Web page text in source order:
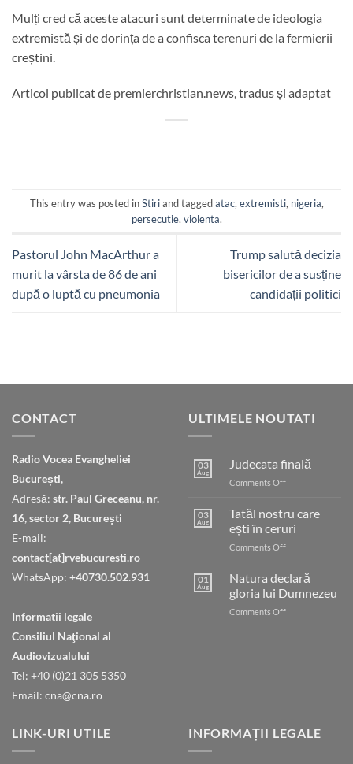
Mulți cred că aceste atacuri sunt determinate de ideologia
extremistă și de dorința de a confisca terenuri de la fermierii
creștini.
Articol publicat de premierchristian.news, tradus și adaptat
This entry was posted inStiriand taggedatac, extremisti, nigeria,
persecutie, violenta.
Pastorul John MacArthur a
murit la vârsta de 86 de ani
după o luptă cu pneumonia
Trump salută decizia
bisericilor de a susține
candidații politici
CONTACT
Radio Vocea Evangheliei
București,
Adresă: str. Paul Greceanu, nr.
16, sector 2, București
E-mail:
contact[at]rvebucuresti.ro
WhatsApp: +40730.502.931
Informatii legale
Consiliul Naţional al
Audiovizualului
Tel: +40 (0)21 305 5350
Email: cna@cna.ro
ULTIMELE NOUTATI
03
Aug
Judecata finală
Comments Offon
03
Aug
Tatăl nostru care
ești în ceruri
Comments Offon
nostru
care
ești
în
01
Aug
Natura declară
gloria lui Dumnezeu
Comments Offon
LINK-URI UTILE INFORMAȚII LEGALE